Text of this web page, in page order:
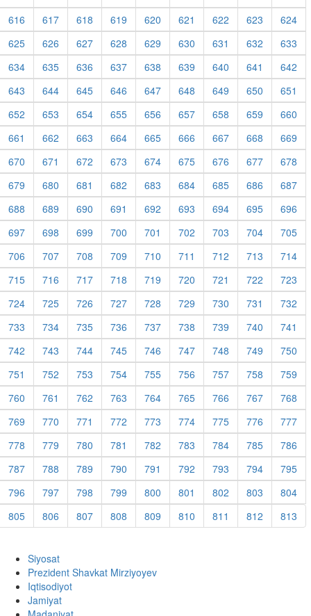
616
617 618 619 620 621 622 623
624
625
626 627 628 629 630 631 632
633
634
635 636 637 638 639 640 641
642
643
644 645 646 647 648 649 650
651
652
653 654 655 656 657 658 659
660
661
662 663 664 665 666 667 668
669
670
671 672 673 674 675 676 677
678
679
680 681 682 683 684 685 686
687
688
689 690 691 692 693 694 695
696
697
698 699 700 701 702 703 704
705
706
707 708 709 710 711 712 713
714
715
716 717 718 719 720 721 722
723
724
725 726 727 728 729 730 731
732
733
734 735 736 737 738 739 740
741
742
743 744 745 746 747 748 749
750
751
752 753 754 755 756 757 758
759
760
761 762 763 764 765 766 767
768
769
770 771 772 773 774 775 776
777
778
779 780 781 782 783 784 785
786
787
788 789 790 791 792 793 794
795
796
797 798 799 800 801 802 803
804
805
806 807 808 809 810 811 812 813
Siyosat
Prezident Shavkat Mirziyoyev
Iqtisodiyot
Jamiyat